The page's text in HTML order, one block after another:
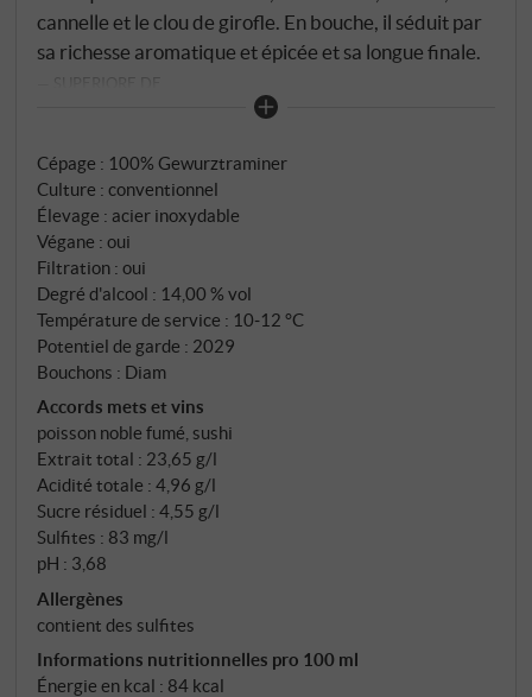
cannelle et le clou de girofle. En bouche, il séduit par
sa richesse aromatique et épicée et sa longue finale.
Cépage : 100% Gewurztraminer
Culture : conventionnel
Élevage : acier inoxydable
Végane : oui
Filtration : oui
Degré d'alcool : 14,00 % vol
Température de service : 10‑12 °C
Potentiel de garde : 2029
Bouchons : Diam
Accords mets et vins
poisson noble fumé, sushi
Extrait total : 23,65 g/l
Acidité totale : 4,96 g/l
Sucre résiduel : 4,55 g/l
Sulfites : 83 mg/l
pH : 3,68
Allergènes
contient des sulfites
Informations nutritionnelles pro 100 ml
Énergie en kcal : 84 kcal